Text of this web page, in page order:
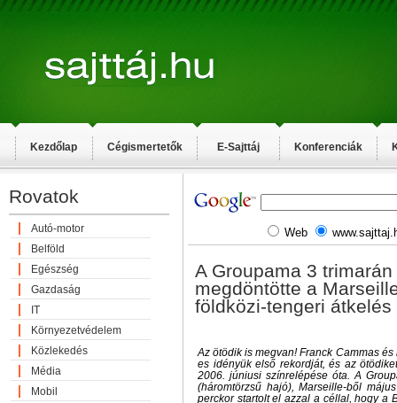
Kezdőlap Cégismertetők E-Sajttáj Konferenciák
Rovatok
Autó-motor
Belföld
Egészség
Gazdaság
IT
Környezetvédelem
Közlekedés
Média
Mobil
Web
A Groupama 3
megdöntötte a
földközi-tengeri átkelés
Az ötödik is megvan! Franck Cammas
es idényük első rekordját, és az
2006. júniusi színrelépése óta. A
(háromtörzsű hajó), Marseille-ből
perckor startolt el azzal a céllal, hogy a